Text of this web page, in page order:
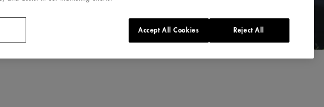
Reject All
Accept All Cookies